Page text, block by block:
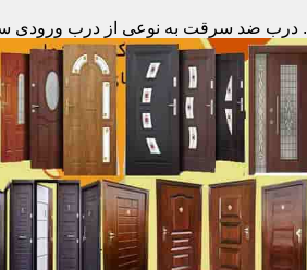
. درب ضد سرقت به نوعی از درب ورودی